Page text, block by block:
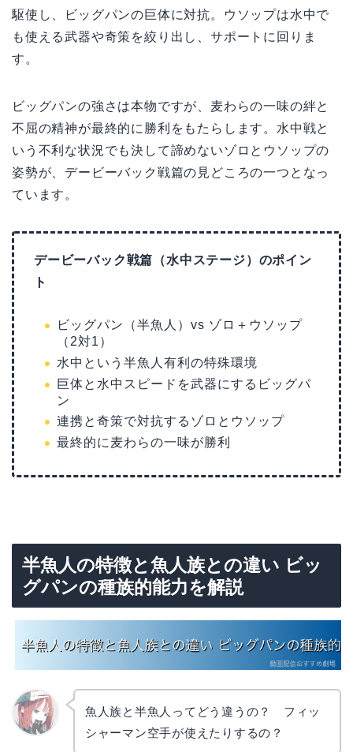
駆使し、ビッグパンの巨体に対抗。ウソップは水中で
も使える武器や奇策を絞り出し、サポートに回りま
す。
ビッグパンの強さは本物ですが、麦わらの一味の絆と
不屈の精神が最終的に勝利をもたらします。水中戦と
いう不利な状況でも決して諦めないゾロとウソップの
姿勢が、デービーバック戦篇の見どころの一つとなっ
ています。
デービーバック戦篇（水中ステージ）のポイン
ト
ビッグパン（半魚人）vs ゾロ＋ウソップ
（2対1）
水中という半魚人有利の特殊環境
巨体と水中スピードを武器にするビッグパ
ン
連携と奇策で対抗するゾロとウソップ
最終的に麦わらの一味が勝利
半魚人の特徴と魚人族との違い ビッ
グパンの種族的能力を解説
魚人族と半魚人ってどう違うの？ フィッ
シャーマン空手が使えたりするの？